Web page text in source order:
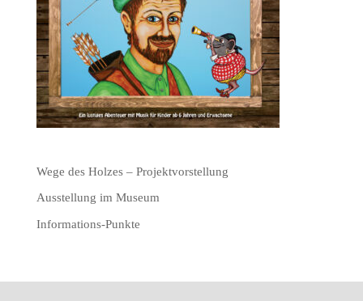
Wege des Holzes – Projektvorstellung
Ausstellung im Museum
Informations-Punkte